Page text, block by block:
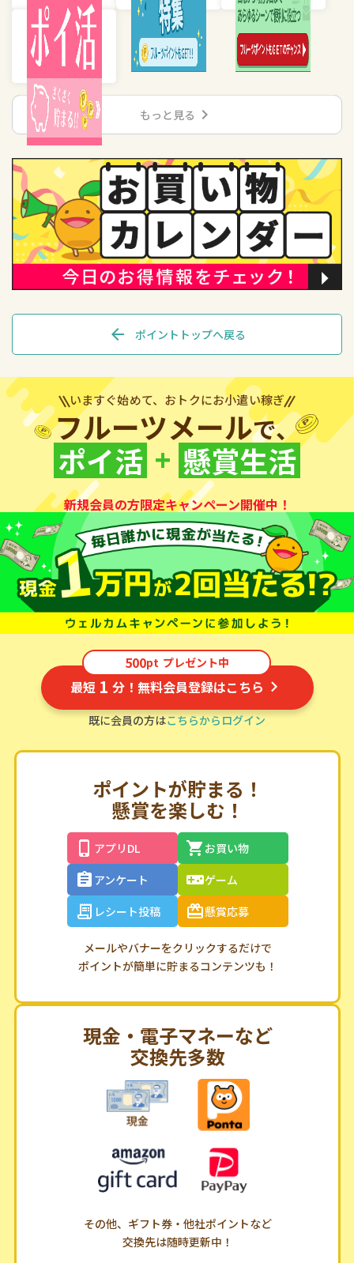
もっと見る chevron_right
arrow_back ポイントトップへ戻る
いますぐ始めて、おトクにお小遣い稼ぎ
フルーツメールで、
ポイ活 + 懸賞生活
新規会員の方限定キャンペーン開催中！
500pt プレゼント中
最短 1 分！無料会員登録はこちら
既に会員の方はこちらからログイン
ポイントが貯まる！
懸賞を楽しむ！
アプリDL
お買い物
アンケート
ゲーム
レシート投稿
懸賞応募
メールやバナーをクリックするだけで
ポイントが簡単に貯まるコンテンツも！
現金・電子マネーなど
交換先多数
その他、ギフト券・他社ポイントなど
交換先は随時更新中！